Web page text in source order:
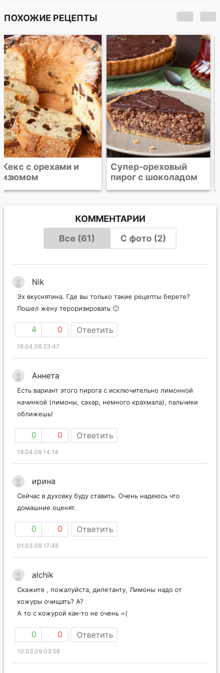
ПОХОЖИЕ РЕЦЕПТЫ
Супер-ореховый
пирог с шоколадом
Овсяное печенье с
орехами
КОММЕНТАРИИ
Все (61)
С фото (2)
Nik
Эх вкуснятина. Где вы только такие рецепты берете?
Пошел жену тероризировать 🙂
4 0 Ответить
16.04.08 23:47
Аннета
Есть вариант этого пирога с исключительно лимонной
начинкой (лимоны, сахар, немного крахмала), пальчики
оближешь!
0 0 Ответить
18.04.08 14:14
ирина
Сейчас в духовку буду ставить. Очень надеюсь что
домашние оценят.
0 0 Ответить
01.03.09 17:48
alchik
Скажите , пожалуйста, дилетанту, Лимоны надо от
кожуры очищать? А?
А то с кожурой как-то не очень =(
0 0 Ответить
10.03.09 03:58